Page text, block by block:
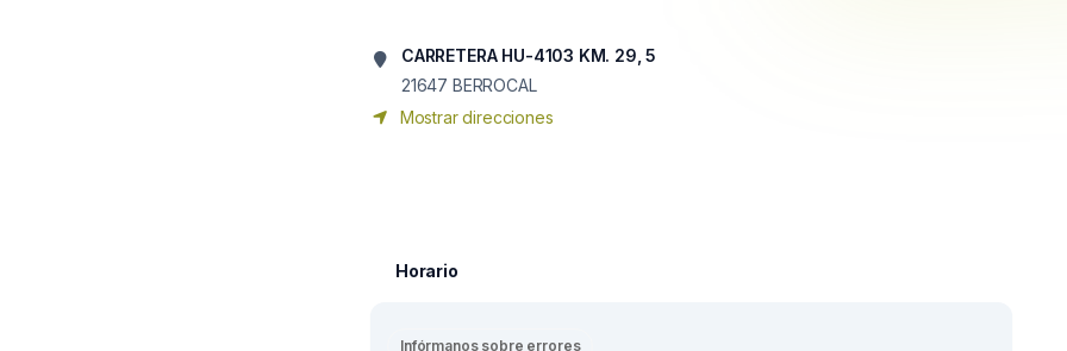
CARRETERA HU-4103 KM. 29, 5
21647 BERROCAL
Mostrar direcciones
Horario
Infórmanos sobre errores